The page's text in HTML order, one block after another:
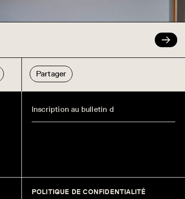
Partager
POLITIQUE DE CONFIDENTIALITÉ